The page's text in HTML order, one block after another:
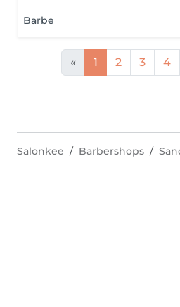
Barbe
« 1 2 3 4
Salonkee Barbershops